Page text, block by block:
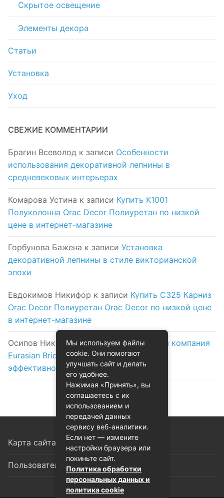
Скрытое освещение
Элементы декора
Статьи
Установка
Уход
СВЕЖИЕ КОММЕНТАРИИ
Брагин Всеволод к записи Особенности
использования декоративной лепнины в
средневековых интерьерах
Комарова Устина к записи Купить K1001
Полуколонна Orac Decor Полиуретан по низкой
цене в интернет-магазине
Горбунова Бажена к записи Установка
декоративной лепнины в стиле викторианской
эпохи
Евдокимов Никифор к записи Купить C325 Карниз
Orac Decor Полиуретан Orac Decor по низкой цене
в интернет-магазине
Осипов Николак записиЛогистическая компания
Eurasian Bridge в Астане: надежность и
эффективность на первом месте
Карта сайта
Пользовательское соглашение
Мы используем файлы
cookie. Они помогают
улучшать сайт и делать
его удобнее.
Нажимая «Принять», вы
соглашаетесь с их
использованием и
передачей данных
сервису веб-аналитики.
Если нет — измените
настройки браузера или
покиньте сайт.
Политика обработки
персональных данных и
политика cookie